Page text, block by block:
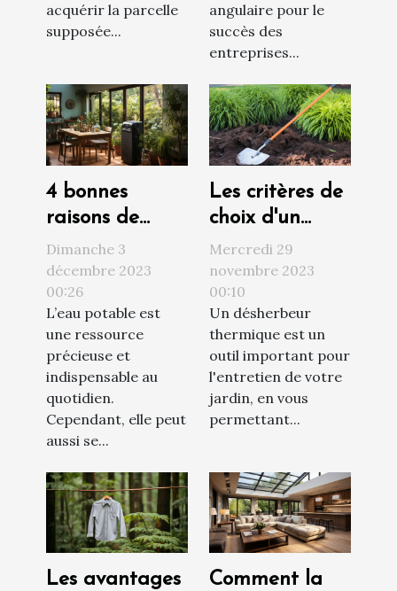
acquérir la parcelle
supposée...
angulaire pour le
succès des
entreprises...
4 bonnes
raisons de
faire installer
un adoucisseur
d’eau chez soi
Dimanche 3
décembre 2023
00:26
L’eau potable est
une ressource
précieuse et
indispensable au
quotidien.
Cependant, elle peut
aussi se...
Les critères de
choix d'un
désherbeur
thermique
Mercredi 29
novembre 2023
00:10
Un désherbeur
thermique est un
outil important pour
l'entretien de votre
jardin, en vous
permettant...
Les avantages
Comment la